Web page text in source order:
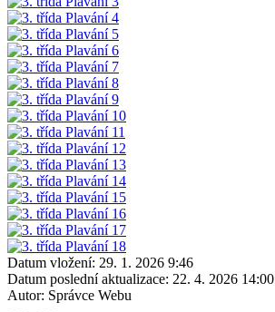
Datum vložení: 29. 1. 2026 9:46
Datum poslední aktualizace: 22. 4. 2026 14:00
Autor: Správce Webu